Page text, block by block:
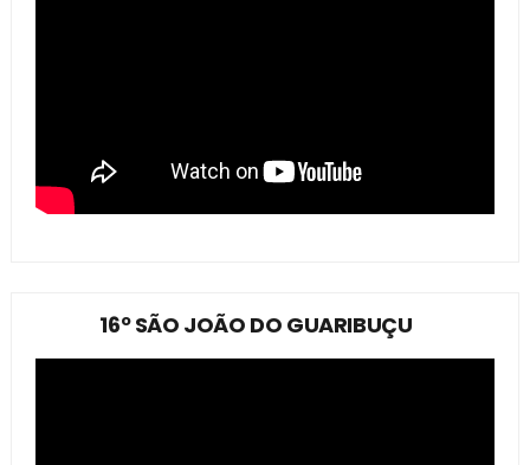
16º SÃO JOÃO DO GUARIBUÇU